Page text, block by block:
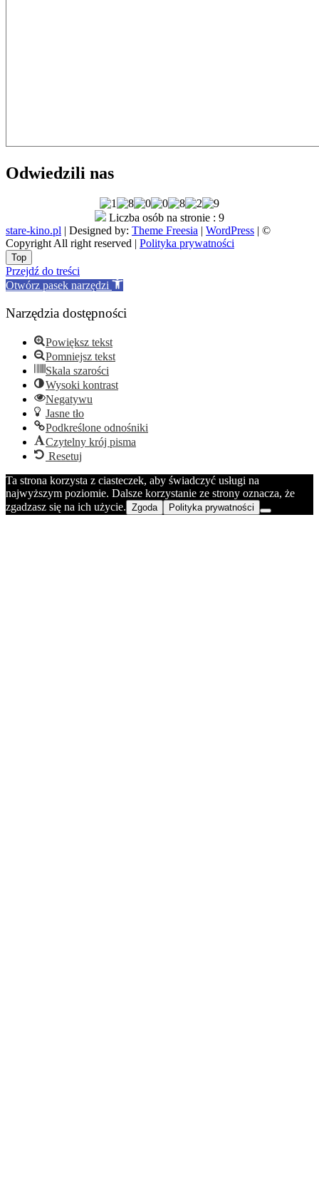
Odwiedzili nas
Liczba osób na stronie : 9
stare-kino.pl | Designed by: Theme Freesia | WordPress | ©
Copyright All right reserved | Polityka prywatności
Go
to
top
Top
Przejdź do treści
Otwórz pasek narzędzi
Narzędzia dostępności
Powiększ tekst
Pomniejsz tekst
Skala szarości
Wysoki kontrast
Negatywu
Jasne tło
Podkreślone odnośniki
Czytelny krój pisma
Resetuj
Ta strona korzysta z ciasteczek, aby świadczyć usługi na
najwyższym poziomie. Dalsze korzystanie ze strony oznacza, że
zgadzasz się na ich użycie. Zgoda Polityka prywatności